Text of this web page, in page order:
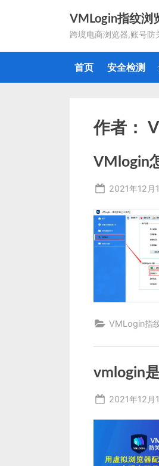
VMLogin指纹浏
跨境电商浏览器,账号防
首页 安全检测
作者：
VMlogin
Posted
2021年12月
VMLogin指
vmlogin
Posted
2021年12月